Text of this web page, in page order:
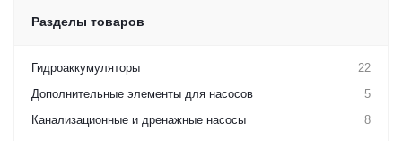
Разделы товаров
Гидроаккумуляторы
22
Дополнительные элементы для насосов
5
Канализационные и дренажные насосы
8